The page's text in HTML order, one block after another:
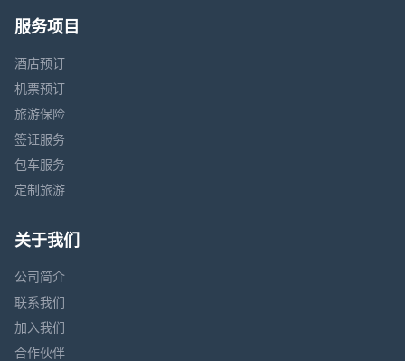
服务项目
酒店预订
机票预订
旅游保险
签证服务
包车服务
定制旅游
关于我们
公司简介
联系我们
加入我们
合作伙伴